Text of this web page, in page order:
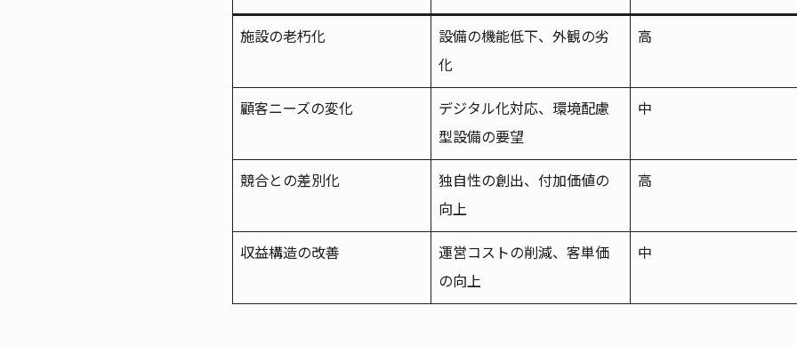
施設の老朽化
設備の機能低下、外観の劣
化
高
顧客ニーズの変化
デジタル化対応、環境配慮
型設備の要望
中
競合との差別化
独自性の創出、付加価値の
向上
高
収益構造の改善
運営コストの削減、客単価
の向上
中